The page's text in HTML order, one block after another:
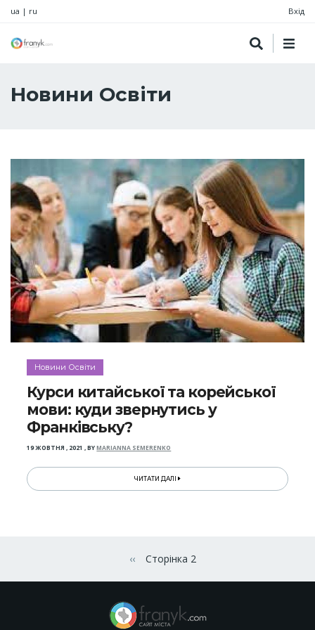
ua | ru Вхід
Новини Освіти
Новини Освіти
Курси китайської та корейської
мови: куди звернутись у
Франківську?
19 ЖОВТНЯ , 2021 ,BYMARIANNA SEMERENKO
ЧИТАТИ ДАЛІ
сторінки
Попередня сторінка
‹‹ Сторінка 2